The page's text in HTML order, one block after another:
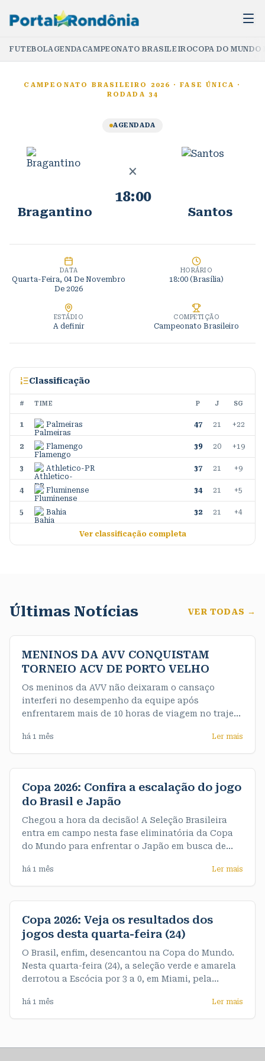
FUTEBOLAGENDACAMPEONATO BRASILEIROCOPA DO
CAMPEONATO BRASILEIRO 2026 ·FASE ÚNICA
·
RODADA 34
AGENDADA
Bragantino
×
18:00
Santos
DATA
Quarta-Feira, 04 De Novembro
De 2026
HORÁRIO
18:00 (Brasília)
ESTÁDIO
A definir
COMPETIÇÃO
Campeonato Brasileiro
Classificação
# TIME P J SG
1 Palmeiras 47 21 +22
2 Flamengo 39 20 +19
3 Athletico-PR 37 21 +9
4 Fluminense 34 21 +5
5 Bahia 32 21 +4
Ver classificação completa
Últimas Notícias VER TODAS →
MENINOS DA AVV CONQUISTAM
TORNEIO ACV DE PORTO VELHO
Os meninos da AVV não deixaram o cansaço
interferi no desempenho da equipe após
enfrentarem mais de 10 horas de viagem no trajeto
conquistaram o título da competição de forma
invicta. Nossos meninos do sub 16 fizeram uma
há 1 mês Ler mais
Copa 2026: Confira a escalação do jogo
do Brasil e Japão
Chegou a hora da decisão! A Seleção Brasileira
entra em campo nesta fase eliminatória da Copa
do Mundo para enfrentar o Japão em busca de
às 13h (horário de Rondônia). A partir de agora,
não há espaço para erros: quem vencer avança, e
há 1 mês Ler mais
Copa 2026: Veja os resultados dos
jogos desta quarta-feira (24)
O Brasil, enfim, desencantou na Copa do Mundo.
Nesta quarta-feira (24), a seleção verde e amarela
derrotou a Escócia por 3 a 0, em Miami, pela
garantiu o primeiro objetivo do Mundial, que era
terminar o grupo na liderança, com sete pontos. >>
há 1 mês Ler mais